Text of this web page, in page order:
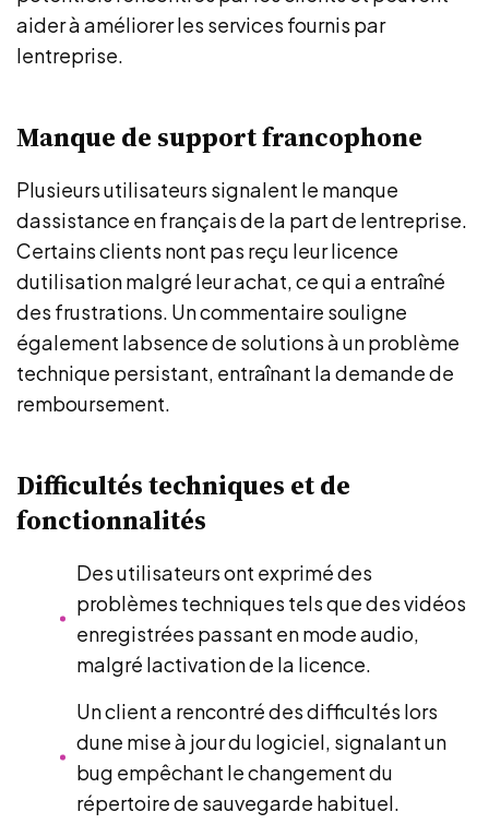
aider à améliorer les services fournis par
lentreprise.
Manque de support francophone
Plusieurs utilisateurs signalent le manque
dassistance en français de la part de lentreprise.
Certains clients nont pas reçu leur licence
dutilisation malgré leur achat, ce qui a entraîné
des frustrations. Un commentaire souligne
également labsence de solutions à un problème
technique persistant, entraînant la demande de
remboursement.
Difficultés techniques et de
fonctionnalités
Des utilisateurs ont exprimé des
problèmes techniques tels que des vidéos
enregistrées passant en mode audio,
malgré lactivation de la licence.
Un client a rencontré des difficultés lors
dune mise à jour du logiciel, signalant un
bug empêchant le changement du
répertoire de sauvegarde habituel.